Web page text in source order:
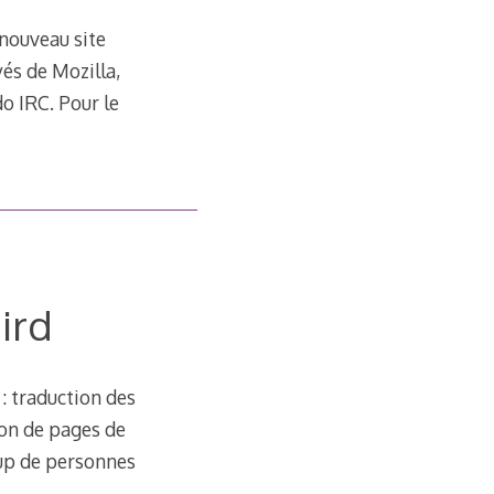
site
de Mozilla,
IRC. Pour le
traduction des
de pages de
de personnes